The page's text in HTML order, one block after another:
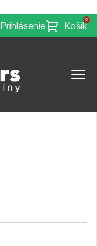
Prihlásenie
0
Košík